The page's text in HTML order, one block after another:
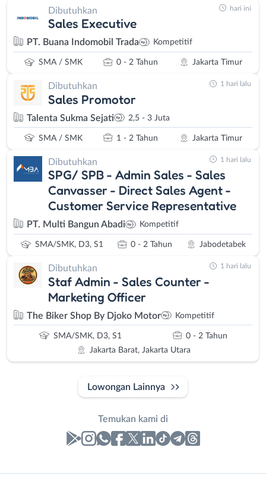
Dibutuhkan
Sales Executive
PT. Buana Indomobil Trada Kompetitif
SMA / SMK 0 - 2 Tahun Jakarta Timur
hari ini
Dibutuhkan
Sales Promotor
Talenta Sukma Sejati 2,5 - 3 Juta
SMA / SMK 1 - 2 Tahun Jakarta Timur
1 hari lalu
Dibutuhkan
SPG/ SPB - Admin Sales - Sales
Canvasser - Direct Sales Agent -
Customer Service Representative
PT. Multi Bangun Abadi Kompetitif
SMA/SMK, D3, S1 0 - 2 Tahun Jabodetabek
1 hari lalu
Dibutuhkan
Staf Admin - Sales Counter -
Marketing Officer
The Biker Shop By Djoko Motor Kompetitif
SMA/SMK, D3, S1
0 - 2 Tahun
Jakarta Barat, Jakarta Utara
1 hari lalu
Lowongan Lainnya
Temukan kami di